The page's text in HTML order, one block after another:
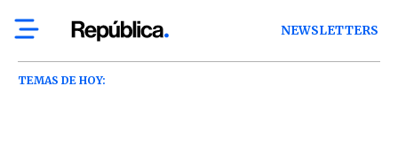
NEWSLETTERS
TEMAS DE HOY: